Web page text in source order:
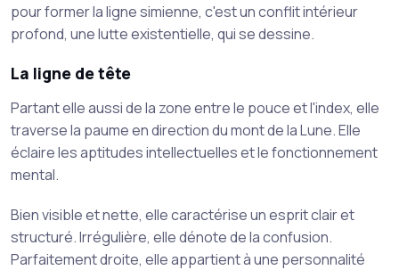
pour former la ligne simienne, c'est un conflit intérieur
profond, une lutte existentielle, qui se dessine.
La ligne de tête
Partant elle aussi de la zone entre le pouce et l'index, elle
traverse la paume en direction du mont de la Lune. Elle
éclaire les aptitudes intellectuelles et le fonctionnement
mental.
Bien visible et nette, elle caractérise un esprit clair et
structuré. Irrégulière, elle dénote de la confusion.
Parfaitement droite, elle appartient à une personnalité